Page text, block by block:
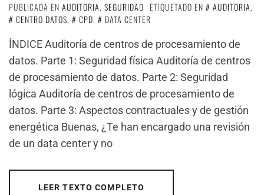
PUBLICADA EN AUDITORIA, SEGURIDAD ETIQUETADO EN AUDITORIA,
CENTRO DATOS, CPD,
DATA CENTER
ÍNDICE Auditoría de centros de procesamiento de
datos. Parte 1: Seguridad física Auditoría de centros
de procesamiento de datos. Parte 2: Seguridad
lógica Auditoría de centros de procesamiento de
datos. Parte 3: Aspectos contractuales y de gestión
energética Buenas, ¿Te han encargado una revisión
de un data center y no
LEER TEXTO COMPLETO